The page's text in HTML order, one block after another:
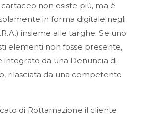
non esiste più, ma è
in forma digitale negli
insieme alle targhe. Se uno
elementi non fosse presente,
integrato da una Denuncia di
rilasciata da una competente
di Rottamazione il cliente